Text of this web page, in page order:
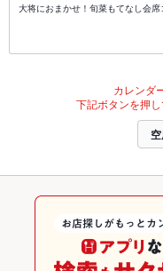
大将におまかせ！旬菜もてなし会席
カレンダ
下記ボタンを押し